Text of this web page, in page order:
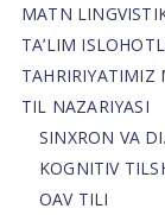
MATN
TA’LIM
TAHRIRIYATIMIZ
TIL NAZARIYASI
SINXRON VA
KOGNITIV
OAV TILI